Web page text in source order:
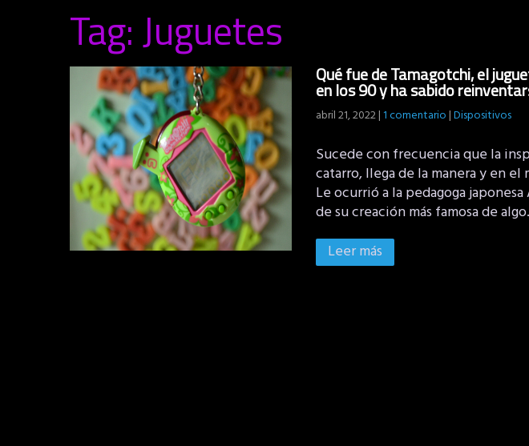
Tag: Juguetes
Qué fue de Tamagotchi, el
en los 90 y ha sabido
abril 21, 2022|1 comentario|Dispositivos
Sucede con frecuencia que la
catarro, llega de la manera y en el
Le ocurrió a la pedagoga
de su creación más famosa de
Leer más